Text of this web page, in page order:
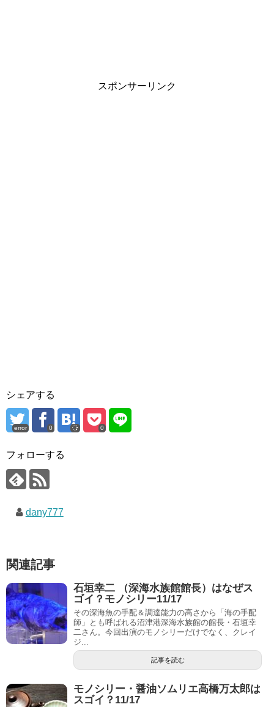
スポンサーリンク
シェアする
error 0 0
フォローする
dany777
関連記事
石垣幸二 （深海水族館館長）はなぜス
ゴイ？モノシリー11/17
その深海魚の手配＆調達能力の高さから「海の手配
師」とも呼ばれる沼津港深海水族館の館長・石垣幸
二さん。今回出演のモノシリーだけでなく、クレイ
ジ...
記事を読む
モノシリー・醤油ソムリエ高橋万太郎は
スゴイ？11/17